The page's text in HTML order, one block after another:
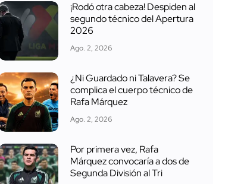
¡Rodó otra cabeza! Despiden al
segundo técnico del Apertura
2026
Ago. 2, 2026
¿Ni Guardado ni Talavera? Se
complica el cuerpo técnico de
Rafa Márquez
Ago. 2, 2026
Por primera vez, Rafa
Márquez convocaría a dos de
Segunda División al Tri